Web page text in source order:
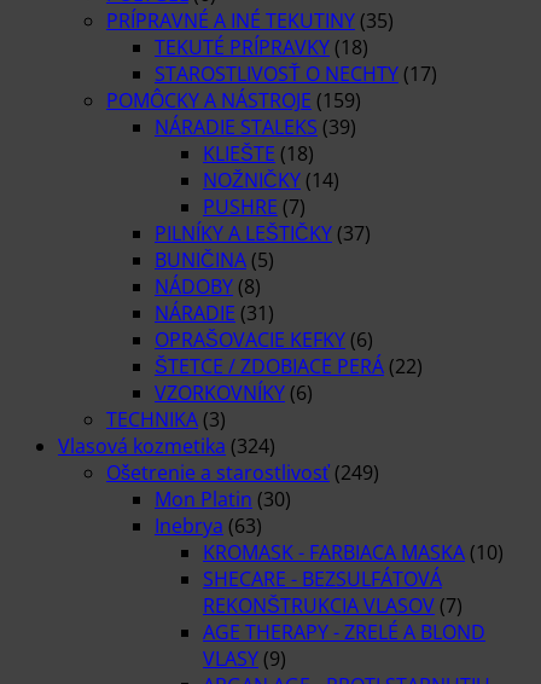
PRÍPRAVNÉ A INÉ TEKUTINY (35)
TEKUTÉ PRÍPRAVKY (18)
STAROSTLIVOSŤ O NECHTY (17)
POMÔCKY A NÁSTROJE (159)
NÁRADIE STALEKS (39)
KLIEŠTE (18)
NOŽNIČKY (14)
PUSHRE (7)
PILNÍKY A LEŠTIČKY (37)
BUNIČINA (5)
NÁDOBY (8)
NÁRADIE (31)
OPRAŠOVACIE KEFKY (6)
ŠTETCE / ZDOBIACE PERÁ (22)
VZORKOVNÍKY (6)
TECHNIKA (3)
Vlasová kozmetika (324)
Ošetrenie a starostlivosť (249)
Mon Platin (30)
Inebrya (63)
KROMASK - FARBIACA MASKA (10)
SHECARE - BEZSULFÁTOVÁ
REKONŠTRUKCIA VLASOV (7)
AGE THERAPY - ZRELÉ A BLOND
VLASY (9)